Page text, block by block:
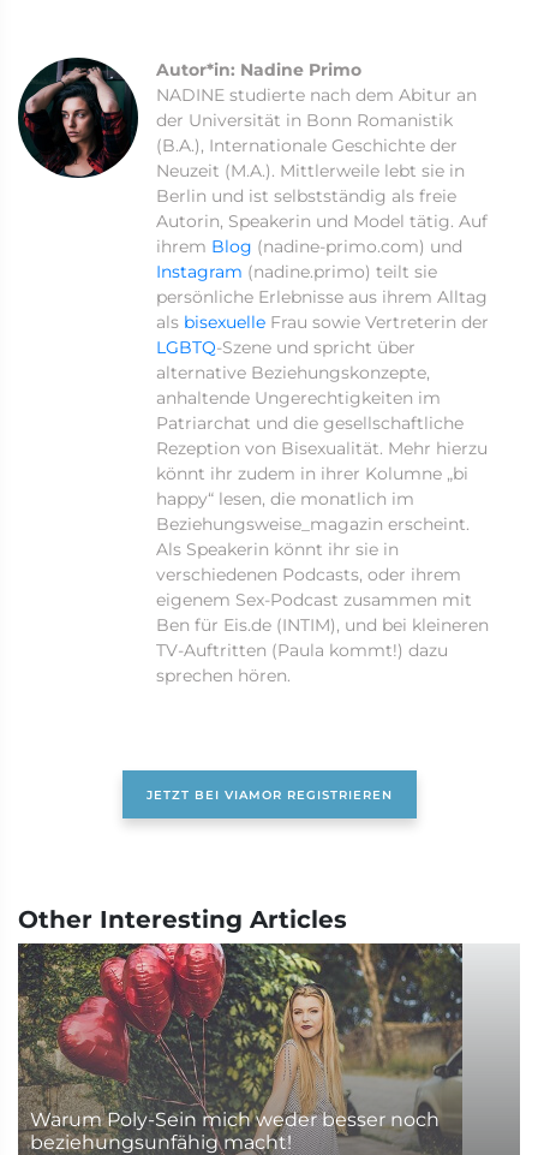
Autor*in: Nadine Primo
NADINE studierte nach dem Abitur an
der Universität in Bonn Romanistik
(B.A.), Internationale Geschichte der
Neuzeit (M.A.). Mittlerweile lebt sie in
Berlin und ist selbstständig als freie
Autorin, Speakerin und Model tätig. Auf
ihrem Blog (nadine-primo.com) und
Instagram (nadine.primo) teilt sie
persönliche Erlebnisse aus ihrem Alltag
als bisexuelle Frau sowie Vertreterin der
LGBTQ-Szene und spricht über
alternative Beziehungskonzepte,
anhaltende Ungerechtigkeiten im
Patriarchat und die gesellschaftliche
Rezeption von Bisexualität. Mehr hierzu
könnt ihr zudem in ihrer Kolumne „bi
happy“ lesen, die monatlich im
Beziehungsweise_magazin erscheint.
Als Speakerin könnt ihr sie in
verschiedenen Podcasts, oder ihrem
eigenem Sex-Podcast zusammen mit
Ben für Eis.de (INTIM), und bei kleineren
TV-Auftritten (Paula kommt!) dazu
sprechen hören.
JETZT BEI VIAMOR REGISTRIEREN
Other Interesting Articles
Warum Poly-Sein mich weder besser noch
beziehungsunfähig macht!